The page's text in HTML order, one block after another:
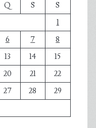
Q S
S
1
6 7
8
13 14
15
20 21
22
27 28
29